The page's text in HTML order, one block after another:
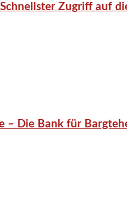
Zugriff auf
– Die Bank für